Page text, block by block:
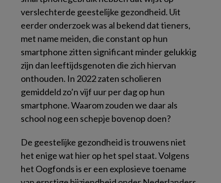
verslechterde geestelijke gezondheid. Uit
eerder onderzoek was al bekend dat tieners,
met name meiden, die constant op hun
smartphone zitten significant minder gelukkig
zijn dan leeftijdsgenoten die zich hiervan
onthouden. In 2022 zaten scholieren
gemiddeld zo’n vijf uur per dag op hun
smartphone. Waarom zouden we daar als
school nog een schepje bovenop doen?
De geestelijke gezondheid is trouwens niet
het enige wat hier op het spel staat. Volgens
het Oogfonds is er een explosieve toename